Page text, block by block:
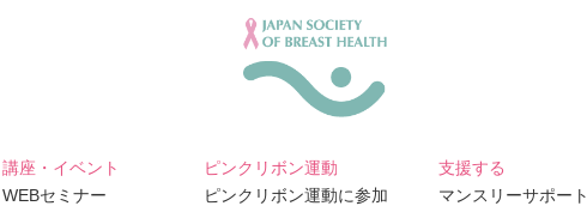
講座・イベント
WEBセミナー
ピンクリボン運動
ピンクリボン運動に参加
支援する
マンスリーサポート